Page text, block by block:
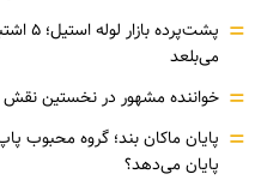
=
می‌بلعد
= خواننده مشهور در نخستین
= پایان ماکان بند؛ گروه محبوب
پایان می‌دهد؟